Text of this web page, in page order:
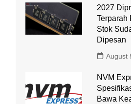
2027
Terparah
Stok
Dipesan
August
NVM
Bawa